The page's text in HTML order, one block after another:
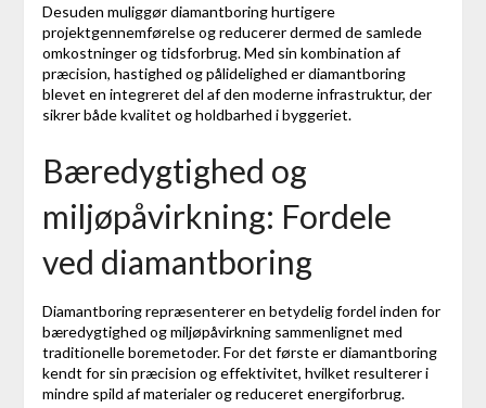
Desuden muliggør diamantboring hurtigere
projektgennemførelse og reducerer dermed de samlede
omkostninger og tidsforbrug. Med sin kombination af
præcision, hastighed og pålidelighed er diamantboring
blevet en integreret del af den moderne infrastruktur, der
sikrer både kvalitet og holdbarhed i byggeriet.
Bæredygtighed og
miljøpåvirkning: Fordele
ved diamantboring
Diamantboring repræsenterer en betydelig fordel inden for
bæredygtighed og miljøpåvirkning sammenlignet med
traditionelle boremetoder. For det første er diamantboring
kendt for sin præcision og effektivitet, hvilket resulterer i
mindre spild af materialer og reduceret energiforbrug.